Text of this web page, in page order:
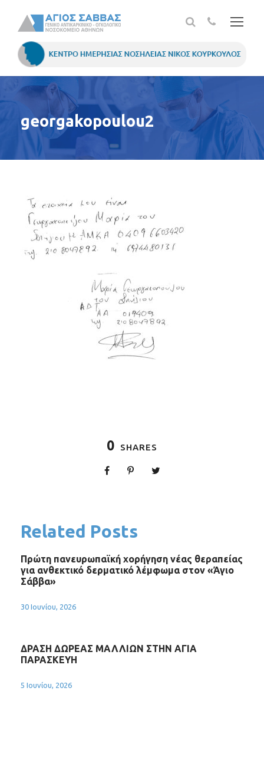
georgakopoulou2
0 SHARES
Related Posts
Πρώτη πανευρωπαϊκή χορήγηση νέας θεραπείας
για ανθεκτικό δερματικό λέμφωμα στον «Άγιο
Σάββα»
30 Ιουνίου, 2026
ΔΡΑΣΗ ΔΩΡΕΑΣ ΜΑΛΛΙΩΝ ΣΤΗΝ ΑΓΙΑ
ΠΑΡΑΣΚΕΥΗ
5 Ιουνίου, 2026